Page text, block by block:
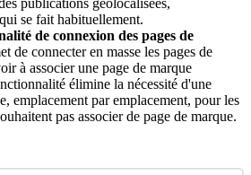
publications géolocalisées,
se fait habituellement.
de connexion des pages de
de connecter en masse les pages de
à associer une page de marque
élimine la nécessité d'une
emplacement par emplacement, pour les
pas associer de page de marque.